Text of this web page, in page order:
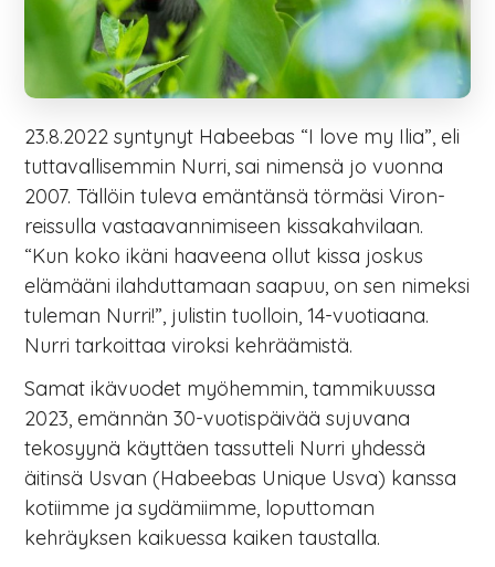
23.8.2022 syntynyt Habeebas “I love my Ilia”, eli
tuttavallisemmin Nurri, sai nimensä jo vuonna
2007. Tällöin tuleva emäntänsä törmäsi Viron-
reissulla vastaavannimiseen kissakahvilaan.
“Kun koko ikäni haaveena ollut kissa joskus
elämääni ilahduttamaan saapuu, on sen nimeksi
tuleman Nurri!”, julistin tuolloin, 14-vuotiaana.
Nurri tarkoittaa viroksi kehräämistä.
Samat ikävuodet myöhemmin, tammikuussa
2023, emännän 30-vuotispäivää sujuvana
tekosyynä käyttäen tassutteli Nurri yhdessä
äitinsä Usvan (Habeebas Unique Usva) kanssa
kotiimme ja sydämiimme, loputtoman
kehräyksen kaikuessa kaiken taustalla.